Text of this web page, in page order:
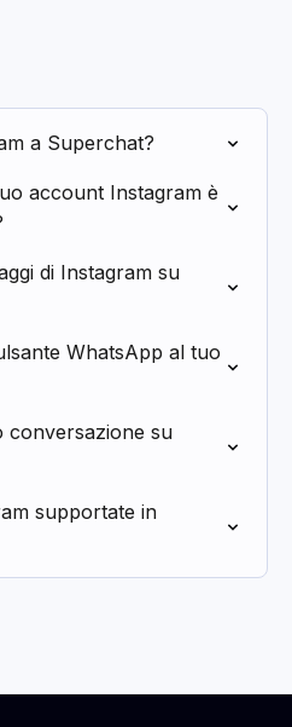
a Superchat?
account Instagram è
di Instagram su
WhatsApp al tuo
conversazione su
supportate in